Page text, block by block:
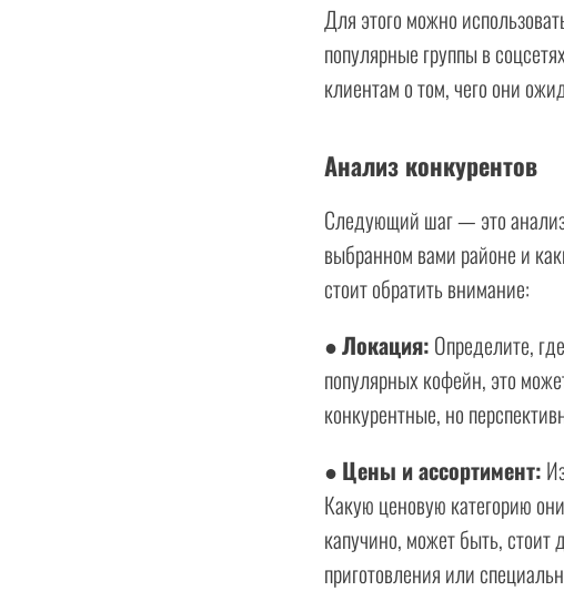
Для этого можно
популярные группы в
клиентам о том, чего они
Анализ конкурентов
Следующий шаг — это
выбранном вами районе и
стоит обратить внимание:
●Локация: Определите,
популярных кофейн, это
конкурентные, но
● Цены и ассортимент:
Какую ценовую категорию
капучино, может быть, стоит
приготовления или